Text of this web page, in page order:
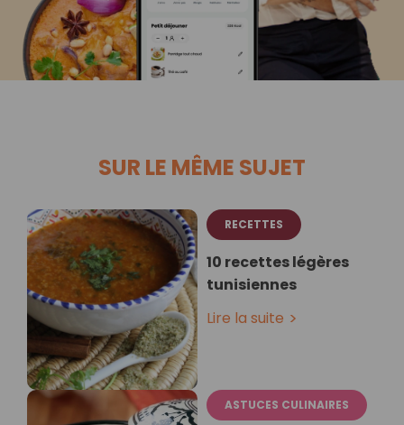
SUR LE MÊME SUJET
RECETTES
10 recettes légères
tunisiennes
Lire la suite
ASTUCES CULINAIRES